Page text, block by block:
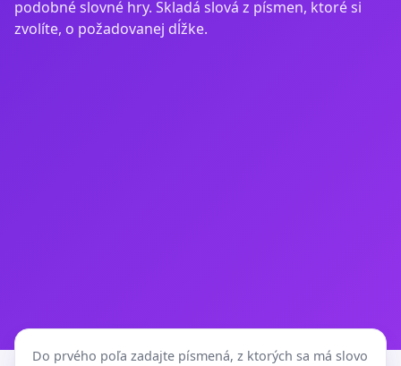
podobné slovné hry. Skladá slová z písmen, ktoré si
zvolíte, o požadovanej dĺžke.
Do prvého poľa zadajte písmená, z ktorých sa má slovo